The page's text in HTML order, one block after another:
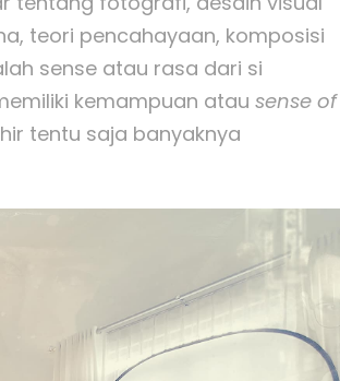
teori pencahayaan, komposisi
sense atau rasa dari si
kemampuan atau sense of
tentu saja banyaknya